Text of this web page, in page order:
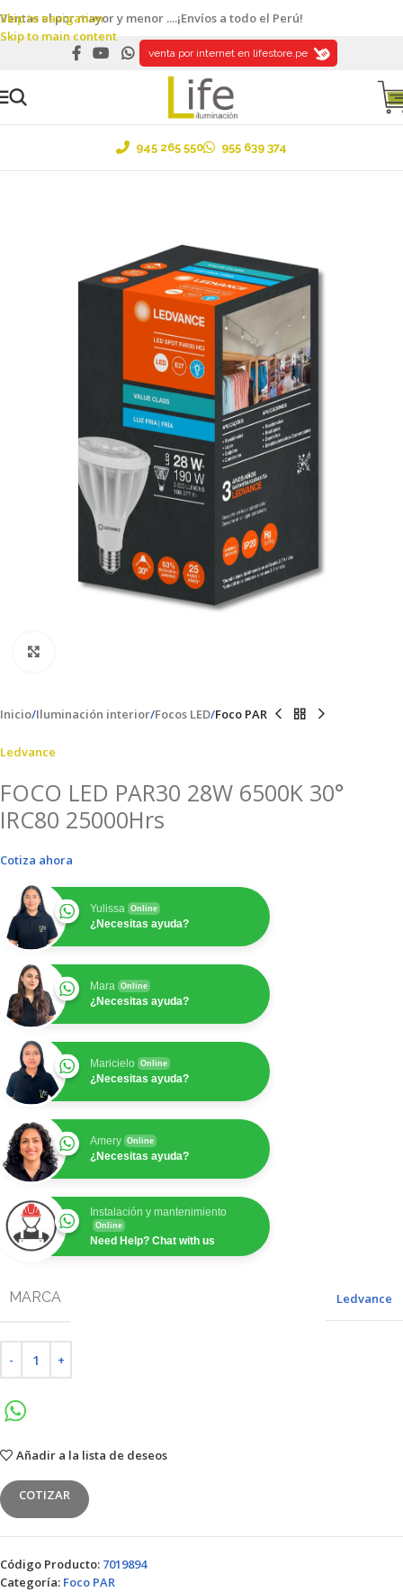
Skip to navigation
Skip to main content
Ventas al por mayor y menor ....¡Envíos a todo el Perú!
venta por internet en lifestore.pe
945 265 550 955 639 374
Inicio Iluminación interior Focos LED Foco PAR
Ledvance
FOCO LED PAR30 28W 6500K 30°
IRC80 25000Hrs
Cotiza ahora
Yulissa Online
¿Necesitas ayuda?
Mara Online
¿Necesitas ayuda?
Maricielo Online
¿Necesitas ayuda?
Amery Online
¿Necesitas ayuda?
Instalación y mantenimiento
Online
Need Help? Chat with us
MARCA Ledvance
Añadir a la lista de deseos
COTIZAR
Código Producto: 7019894
Categoría: Foco PAR